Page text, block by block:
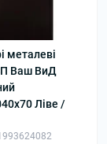
металеві
Ваш ВиД
Ліве /